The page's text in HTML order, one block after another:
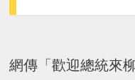
網傳「歡迎總統來